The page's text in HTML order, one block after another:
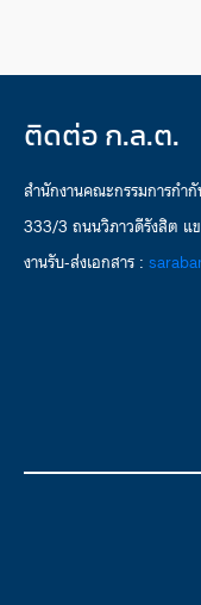
ติดต่อ ก.ล.ต.
สำนักงานคณะกรรมการก
333/3 ถนนวิภาวดีรังสิต แ
งานรับ-ส่งเอกสาร :